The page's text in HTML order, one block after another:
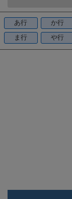
o
o
k
あ行 か行
ま行
や行